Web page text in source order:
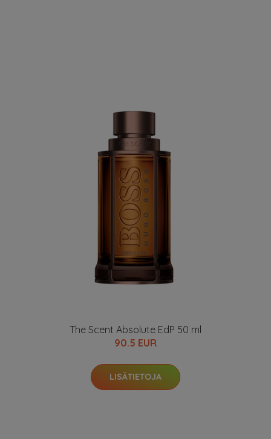
The Scent Absolute EdP 50 ml
90.5 EUR
LISÄTIETOJA